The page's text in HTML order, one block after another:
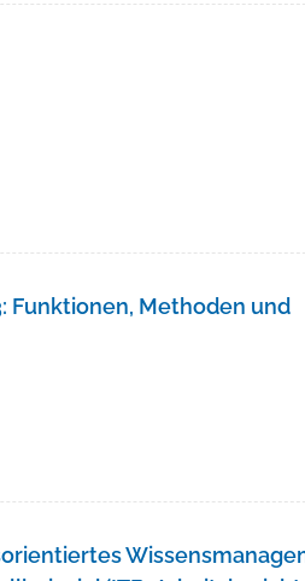
Funktionen, Methoden und